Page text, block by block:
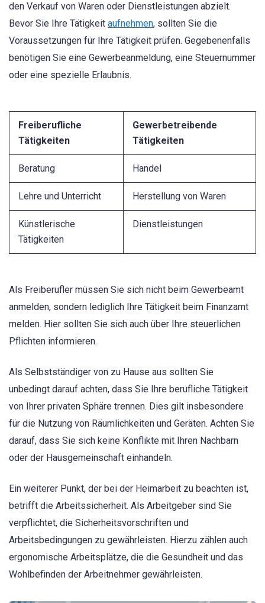
den Verkauf von Waren oder Dienstleistungen abzielt.
Bevor Sie Ihre Tätigkeit aufnehmen, sollten Sie die
Voraussetzungen für Ihre Tätigkeit prüfen. Gegebenenfalls
benötigen Sie eine Gewerbeanmeldung, eine Steuernummer
oder eine spezielle Erlaubnis.
Freiberufliche
Tätigkeiten
Gewerbetreibende
Tätigkeiten
Beratung Handel
Lehre und Unterricht Herstellung von Waren
Künstlerische
Tätigkeiten
Dienstleistungen
Als Freiberufler müssen Sie sich nicht beim Gewerbeamt
anmelden, sondern lediglich Ihre Tätigkeit beim Finanzamt
melden. Hier sollten Sie sich auch über Ihre steuerlichen
Pflichten informieren.
Als Selbstständiger von zu Hause aus sollten Sie
unbedingt darauf achten, dass Sie Ihre berufliche Tätigkeit
von Ihrer privaten Sphäre trennen. Dies gilt insbesondere
für die Nutzung von Räumlichkeiten und Geräten. Achten Sie
darauf, dass Sie sich keine Konflikte mit Ihren Nachbarn
oder der Hausgemeinschaft einhandeln.
Ein weiterer Punkt, der bei der Heimarbeit zu beachten ist,
betrifft die Arbeitssicherheit. Als Arbeitgeber sind Sie
verpflichtet, die Sicherheitsvorschriften und
Arbeitsbedingungen zu gewährleisten. Hierzu zählen auch
ergonomische Arbeitsplätze, die die Gesundheit und das
Wohlbefinden der Arbeitnehmer gewährleisten.